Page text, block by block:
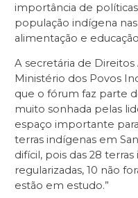
importância de políticas
população indígena
alimentação e
A secretária de
Ministério dos Povos
que o fórum faz parte
muito sonhada pelas
espaço importante
terras indígenas em
difícil, pois das 28
regularizadas, 10 não
estão em estudo.”